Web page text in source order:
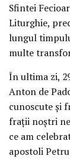
Sfintei
Liturghie,
lungul
multe
În ultima zi,
Anton de
cunoscute și
frații noștri
ce am
apostoli